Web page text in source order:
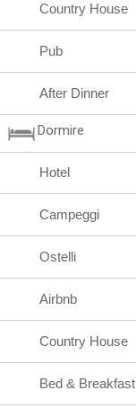
Country House
Pub
After Dinner
Dormire
Hotel
Campeggi
Ostelli
Airbnb
Country House
Bed & Breakfast